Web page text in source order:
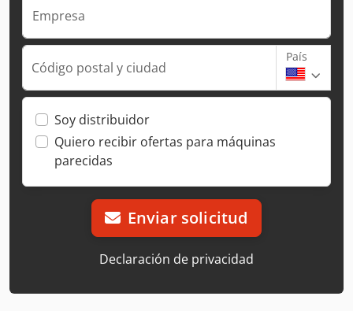
Empresa
Código postal y ciudad
País
Soy distribuidor
Quiero recibir ofertas para máquinas
parecidas
Enviar solicitud
Declaración de privacidad